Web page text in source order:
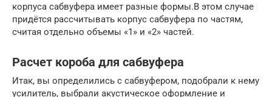
корпуса сабвуфера имеет разные формы.В этом случае
придётся рассчитывать корпус сабвуфера по частям,
считая отдельно объемы «1» и «2» частей.
Расчет короба для сабвуфера
Итак, вы определились с сабвуфером, подобрали к нему
усилитель, выбрали акустическое оформление и